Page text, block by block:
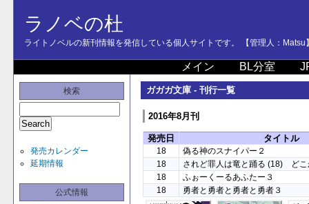
ラノベの杜
ライトノベルの新刊情報を発信している個人サイトです。 【管理人：Matsu
メイン BL分室
検索
発売カレンダー
延期情報
公式情報
ガガガ文庫 - 刊行一覧
2016年8月刊
発売日 タイトル
18
偽る神のスナイパー２
18
されど罪人は竜と踊る (18) どこ
18
ふぉーくーるあふたー３
18
勇者と勇者と勇者と勇者３